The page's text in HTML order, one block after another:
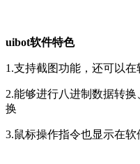
uibot软件特色
1.支持截图功能，还可以在
2.能够进行八进制数据转
换
3.鼠标操作指令也显示在软